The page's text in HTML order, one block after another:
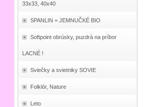
33x33, 40x40
SPANLIN = JEMNUČKÉ BIO
Softpoint obrúsky, puzdrá na príbor
LACNÉ !
Sviečky a svietniky SOVIE
Folklór, Nature
Leto